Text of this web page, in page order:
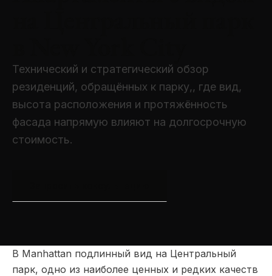
Технический и стратегический обзор
резиденций, обращённых к парку,, где вид,
высота расположения и протяжённость
фасада напрямую влияют на долгосрочную
стоимость.
В Manhattan подлинный вид на Центральный
парк, одно из наиболее ценных и редких качеств